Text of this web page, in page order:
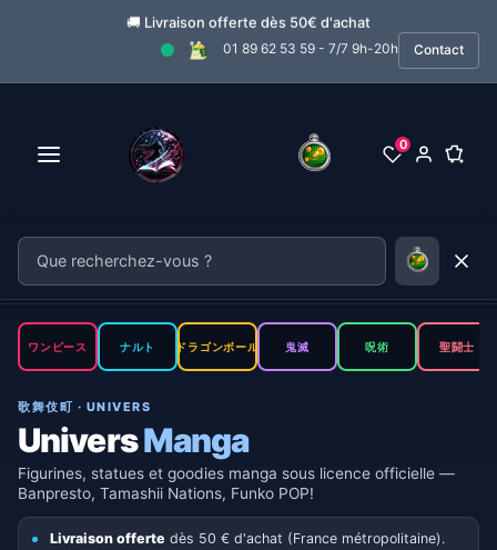
🚚 Livraison offerte dès 50€ d'achat
01 89 62 53 59 - 7/7 9h-20h
Contact
Rechercher un
0
Boutique de la Ruche —
ワンピース ナルト ドラゴンボール 鬼滅 呪術 聖闘士
歌舞伎町 · UNIVERS
UniversManga
Figurines, statues et goodies manga sous licence officielle —
Banpresto, Tamashii Nations, Funko POP!
Livraison offerte dès 50 € d'achat (France métropolitaine).